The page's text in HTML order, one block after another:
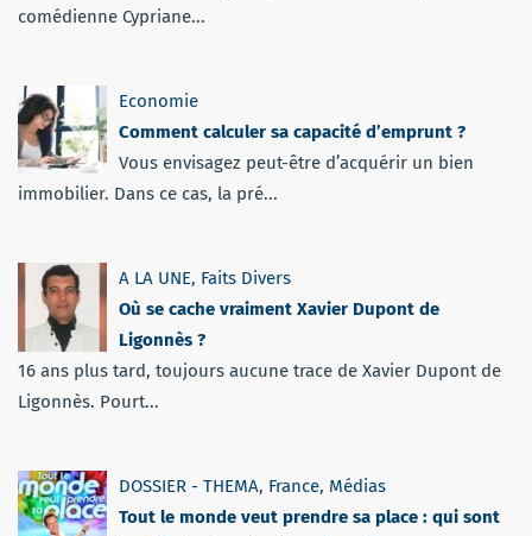
comédienne Cypriane...
Economie
Comment calculer sa capacité d’emprunt ?
Vous envisagez peut-être d’acquérir un bien
immobilier. Dans ce cas, la pré...
A LA UNE, Faits Divers
Où se cache vraiment Xavier Dupont de
Ligonnès ?
16 ans plus tard, toujours aucune trace de Xavier Dupont de
Ligonnès. Pourt...
DOSSIER - THEMA, France, Médias
Tout le monde veut prendre sa place : qui sont